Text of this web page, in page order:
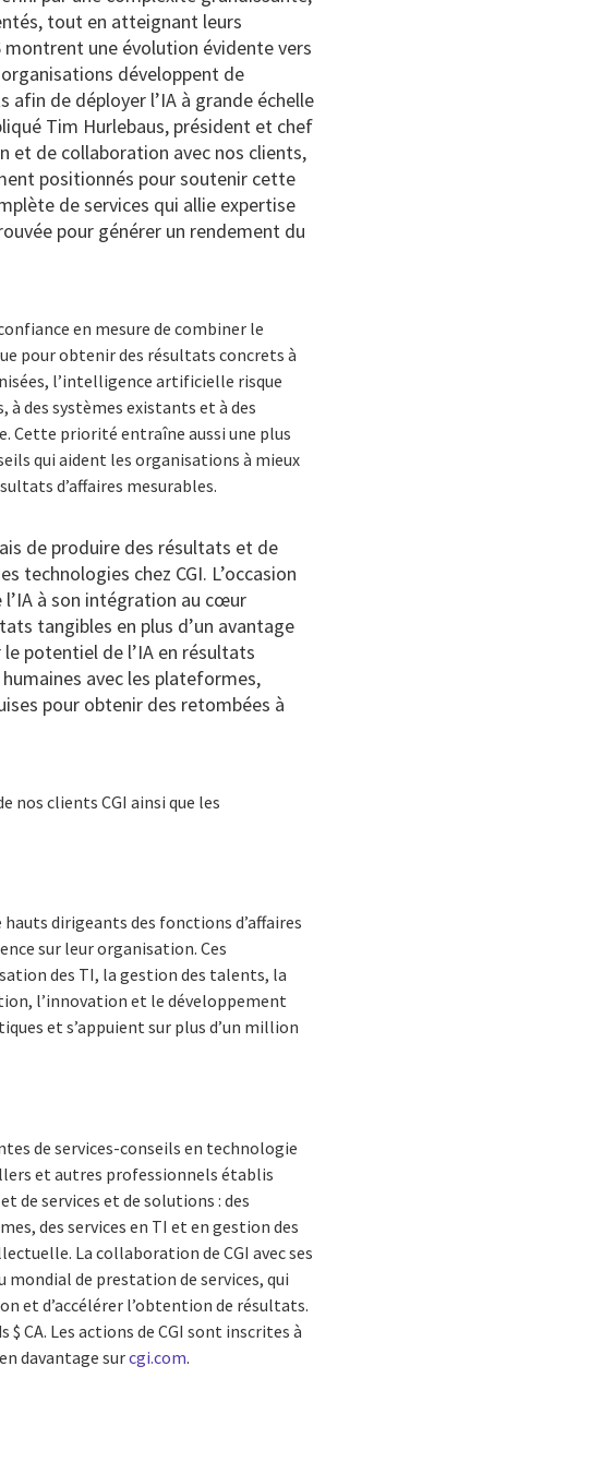
tout en atteignant leurs
une évolution évidente vers
développent de
de déployer l’IA à grande échelle
Tim Hurlebaus, président et chef
et de collaboration avec nos clients,
positionnés pour soutenir cette
de services qui allie expertise
pour générer un rendement du
en mesure de combiner le
pour obtenir des résultats concrets à
l’intelligence artificielle risque
des systèmes existants et à des
Cette priorité entraîne aussi une plus
qui aident les organisations à mieux
d’affaires mesurables.
de produire des résultats et de
technologies chez CGI. L’occasion
à son intégration au cœur
tangibles en plus d’un avantage
potentiel de l’IA en résultats
avec les plateformes,
pour obtenir des retombées à
nos clients CGI ainsi que les
hauts dirigeants des fonctions d’affaires
sur leur organisation. Ces
des TI, la gestion des talents, la
l’innovation et le développement
et s’appuient sur plus d’un million
de services-conseils en technologie
et autres professionnels établis
de services et de solutions : des
des services en TI et en gestion des
La collaboration de CGI avec ses
mondial de prestation de services, qui
et d’accélérer l’obtention de résultats.
$ CA. Les actions de CGI sont inscrites à
davantage surcgi.com.